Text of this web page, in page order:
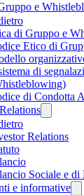
e
di Gruppo e
Etico di
di
di Condotta
Relations
Sociale e di
e informative